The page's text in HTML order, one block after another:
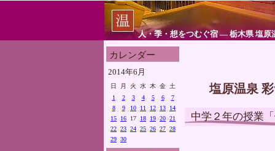
人・季・想をつむぐ宿 ― 栃木県 塩原
カレンダー
2014年6月
日 月 火 水 木 金
土
1
2 3 4 5 6
7
8
9 10 11 12 13
14
15
16 17 18 19 20 21
22 23 24 25 26 27 28
29 30
塩原温泉
中学２年の授業